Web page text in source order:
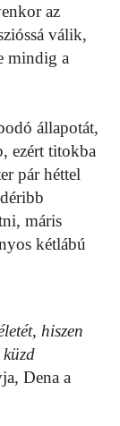
az
válik,
mindig a
állapotát,
ezért titokba
pár héttel
máris
kétlábú
hiszen
Dena a